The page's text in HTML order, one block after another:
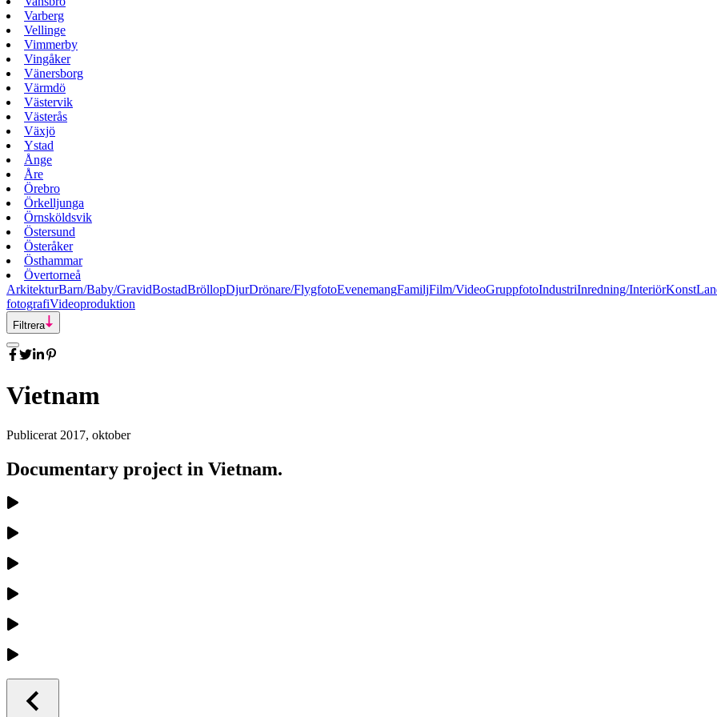
Varberg
Vellinge
Vimmerby
Vingåker
Vänersborg
Värmdö
Västervik
Västerås
Växjö
Ystad
Ånge
Åre
Örebro
Örkelljunga
Örnsköldsvik
Östersund
Österåker
Östhammar
Övertorneå
ArkitekturBarn/Baby/GravidBostadBröllopDjurDrönare/FlygfotoEvenemangFamiljFilm/VideoGruppfotoIndustriInredning/InteriörKonst
fotografiVideoproduktion
Filtrera
Vietnam
Publicerat 2017, oktober
Documentary project in Vietnam.